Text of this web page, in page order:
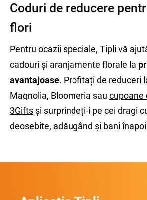
Coduri de reducere
flori
Pentru ocazii speciale, Tipli vă
cadouri și aranjamente florale la
avantajoase. Profitați de reduceri
Magnolia, Bloomeria sau cupoane
3Gifts și surprindeți-i pe cei dragi
deosebite, adăugând și bani